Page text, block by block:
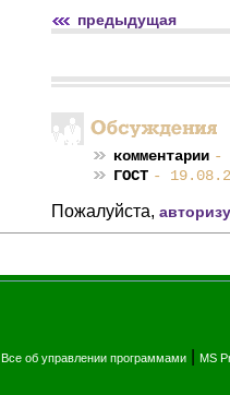
предыдущая
комментарии -
ГОСТ -
Пожалуйста,
Все об управлении программами MS